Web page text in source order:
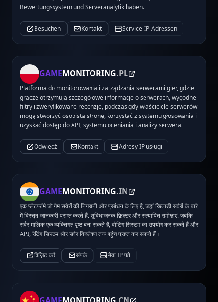
Bewertungssystem und Serveranalytik haben.
Besuchen Kontakt Service-IP-Adressen
GAMEMONITORING.PL
Platforma do monitorowania i zarządzania serwerami gier, gdzie
gracze otrzymują szczegółowe informacje o serwerach, wygodne
filtry i zweryfikowane recenzje, podczas gdy właściciele serwerów
mogą stworzyć osobistą stronę, korzystać z systemu głosowania i
uzyskać dostęp do API, systemu oceniania i analizy serwera.
Odwiedź Kontakt Adresy IP usługi
GAMEMONITORING.IN
एक प्लेटफॉर्म जो गेम सर्वरों की निगरानी और प्रबंधन के लिए है, जहां खिलाड़ी सर्वरों के बारे
में विस्तृत जानकारी प्राप्त करते हैं, सुविधाजनक फ़िल्टर और सत्यापित समीक्षाएं, जबकि
सर्वर मालिक एक व्यक्तिगत पृष्ठ बना सकते हैं, वोटिंग सिस्टम का उपयोग कर सकते हैं और
API, रेटिंग सिस्टम और सर्वर विश्लेषण तक पहुंच प्राप्त कर सकते हैं।
विज़िट करें संपर्क सेवा IP पते